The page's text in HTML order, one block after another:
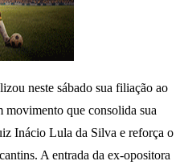
neste sábado sua filiação ao
movimento que consolida sua
Inácio Lula da Silva e reforça o
A entrada da ex-opositora